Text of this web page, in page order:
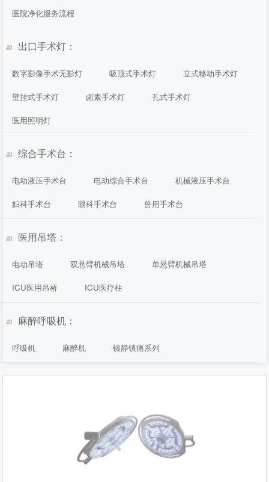
医院净化服务流程
出口手术灯：
数字影像手术无影灯 吸顶式手术灯 立式移动手术灯
壁挂式手术灯 卤素手术灯 孔式手术灯
医用照明灯
综合手术台：
电动液压手术台 电动综合手术台 机械液压手术台
妇科手术台 眼科手术台 兽用手术台
医用吊塔：
电动吊塔 双悬臂机械吊塔 单悬臂机械吊塔
ICU医用吊桥 ICU医疗柱
麻醉呼吸机：
呼吸机 麻醉机 镇静镇痛系列